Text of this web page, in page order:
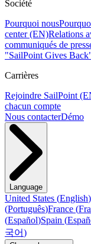
Société
Pourquoi nous
center (EN)Relations
communiqués de
"SailPoint Gives
Carrières
Rejoindre SailPoint
chacun compte
Nous contacterDémo
Language
United States (English)
(Português)France (
(Español)Spain (
국어)